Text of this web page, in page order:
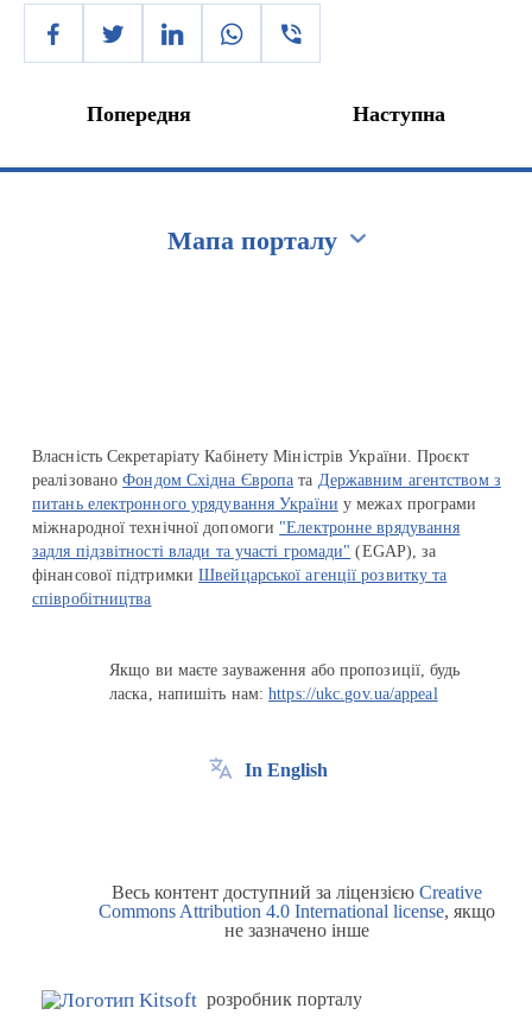
Попередня Наступна
Мапа порталу
Власність Секретаріату Кабінету Міністрів України. Проєкт
реалізованоФондом Східна Європа та Державним агентством з
питань електронного урядування України у межах програми
міжнародної технічної допомоги "Електронне врядування
задля підзвітності влади та участі громади" (EGAP), за
фінансової підтримкиШвейцарської агенції розвитку та
співробітництва
Якщо ви маєте зауваження або пропозиції, будь
ласка, напишіть нам:https://ukc.gov.ua/appeal
In English
Весь контент доступний за ліцензією Creative
Commons Attribution 4.0 International license, якщо
не зазначено інше
розробник порталу